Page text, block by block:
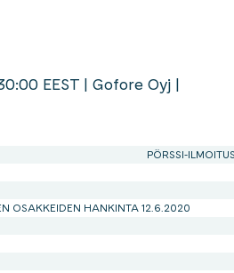
EEST | Gofore Oyj |
PÖRSSI-ILMOITUS
OSAKKEIDEN HANKINTA 12.6.2020